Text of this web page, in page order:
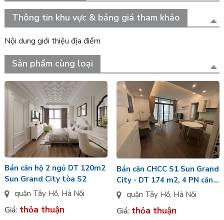
Thông tin khu vực & bảng giá tham khảo
Nội dung giới thiệu địa điểm
Sản phẩm cùng loại
Bán căn hộ 2 ngủ DT 120m2
Sun Grand City tòa S2
quận Tây Hồ, Hà Nội
Giá: thỏa thuận
Bán căn CHCC S1 Sun Grand
City - DT 174 m2, 4 PN căn
góc, view trọn hồ
quận Tây Hồ, Hà Nội
Giá: thỏa thuận